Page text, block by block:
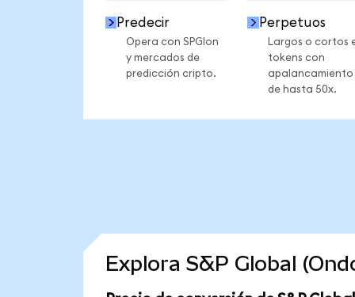
Predecir
Opera con SPGIon
y mercados de
predicción cripto.
Perpetuos
Largos o cortos
tokens con
apalancamiento
de hasta 50x.
Explora S&P Global